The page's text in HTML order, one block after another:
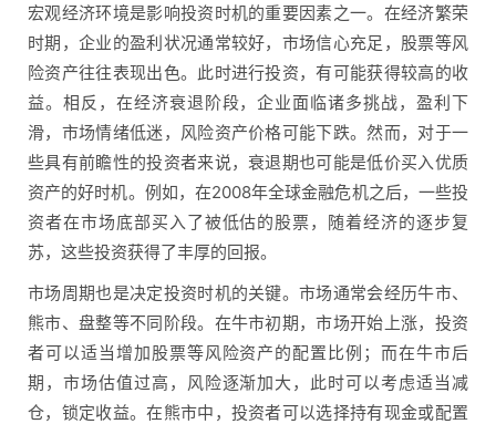
宏观经济环境是影响投资时机的重要因素之一。在经济繁荣
时期，企业的盈利状况通常较好，市场信心充足，股票等风
险资产往往表现出色。此时进行投资，有可能获得较高的收
益。相反，在经济衰退阶段，企业面临诸多挑战，盈利下
滑，市场情绪低迷，风险资产价格可能下跌。然而，对于一
些具有前瞻性的投资者来说，衰退期也可能是低价买入优质
资产的好时机。例如，在2008年全球金融危机之后，一些投
资者在市场底部买入了被低估的股票，随着经济的逐步复
苏，这些投资获得了丰厚的回报。
市场周期也是决定投资时机的关键。市场通常会经历牛市、
熊市、盘整等不同阶段。在牛市初期，市场开始上涨，投资
者可以适当增加股票等风险资产的配置比例；而在牛市后
期，市场估值过高，风险逐渐加大，此时可以考虑适当减
仓，锁定收益。在熊市中，投资者可以选择持有现金或配置